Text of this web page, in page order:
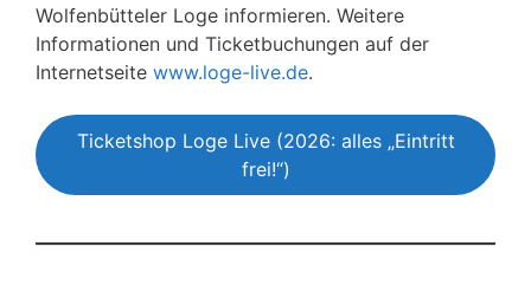
Wolfenbütteler Loge informieren. Weitere
Informationen und Ticketbuchungen auf der
Internetseite www.loge-live.de.
Ticketshop Loge Live (2026: alles „Eintritt
frei!“)